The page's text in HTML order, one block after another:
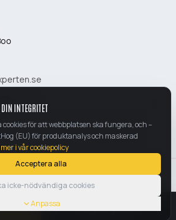
AB. Alla rättigheter förbehållna.
6668|Snickarvägen 4,132 38
Anslut AI-assistent
IntegritetspolicyCookiesRing oss
INTEGRITET
för att webbplatsen ska fungera, och –
(EU) för produktanalys och maskerad
i vår cookiepolicy
Acceptera alla
icke-nödvändiga cookies
Anpassa